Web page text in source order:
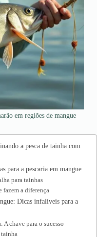
em regiões de mangue
a pesca de tainha com
para a pescaria em mangue
para tainhas
fazem a diferença
Dicas infalíveis para a
chave para o sucesso
tainha